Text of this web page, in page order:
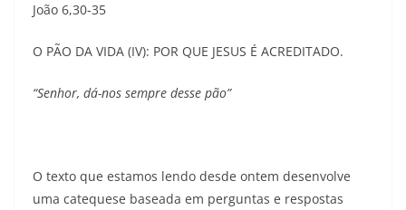
João 6,30-35
O PÃO DA VIDA (IV): POR QUE JESUS É ACREDITADO.
“Senhor, dá-nos sempre desse pão”
O texto que estamos lendo desde ontem desenvolve
uma catequese baseada em perguntas e respostas